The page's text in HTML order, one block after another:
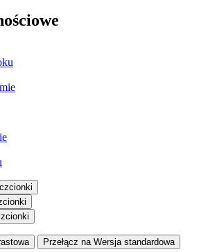
Przełącz na Wersja standardowa